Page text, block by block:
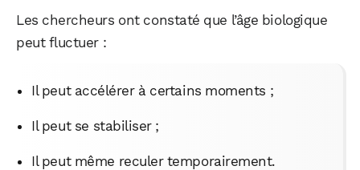
Les chercheurs ont constaté que l’âge biologique
peut fluctuer :
Il peut accélérer à certains moments ;
Il peut se stabiliser ;
Il peut même reculer temporairement.